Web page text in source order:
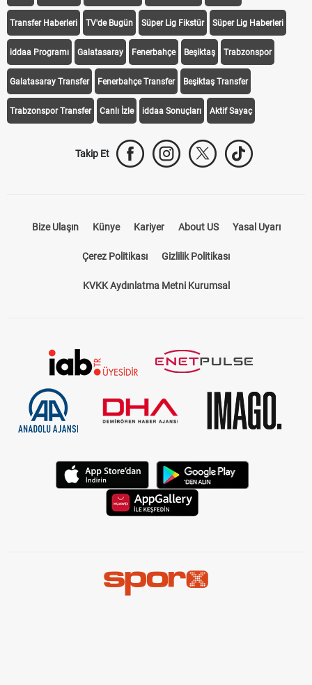
Transfer Haberleri TV'de Bugün Süper Lig Fikstür Süper Lig Haberleri
iddaa Programı Galatasaray Fenerbahçe Beşiktaş Trabzonspor
Galatasaray Transfer Fenerbahçe Transfer Beşiktaş Transfer
Trabzonspor Transfer Canlı İzle iddaa Sonuçları Aktif Sayaç
Takip Et
Bize Ulaşın Künye Kariyer About US Yasal Uyarı
Çerez Politikası Gizlilik Politikası
KVKK Aydınlatma Metni Kurumsal